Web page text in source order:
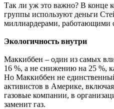
Так ли уж это важно? В конце
группы используют деньги
миллиардерами, работающими
Экологичность внутри
Маккиббен – один из самых
16 %, а не снижению на 25 %,
Но Маккиббен не
активистов в Америке,
газовые компании, в
заменит газ.